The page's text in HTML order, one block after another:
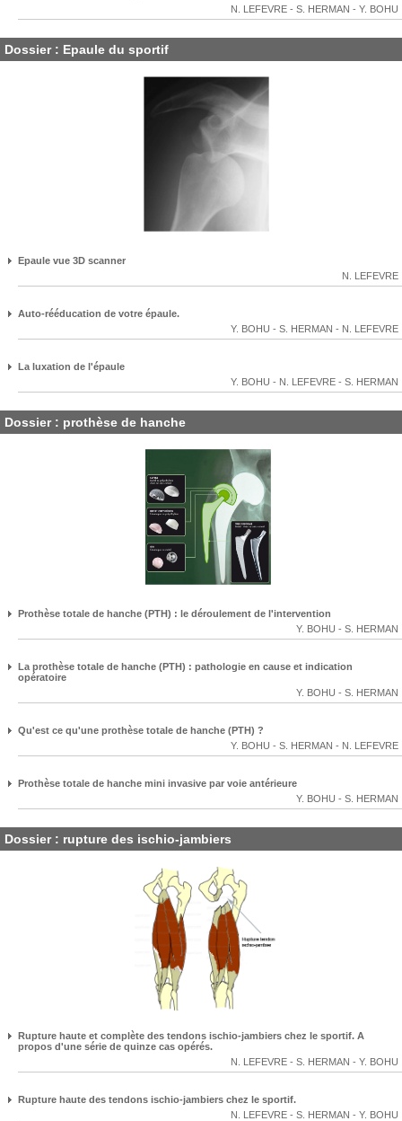
N. LEFEVRE - S. HERMAN - Y. BOHU
Dossier : Epaule du sportif
Epaule vue 3D scanner
N. LEFEVRE
Auto-rééducation de votre épaule.
Y. BOHU - S. HERMAN - N. LEFEVRE
La luxation de l'épaule
Y. BOHU - N. LEFEVRE - S. HERMAN
Dossier : prothèse de hanche
Prothèse totale de hanche (PTH) : le déroulement de l'intervention
Y. BOHU - S. HERMAN
La prothèse totale de hanche (PTH) : pathologie en cause et indication
opératoire
Y. BOHU - S. HERMAN
Qu'est ce qu'une prothèse totale de hanche (PTH) ?
Y. BOHU - S. HERMAN - N. LEFEVRE
Prothèse totale de hanche mini invasive par voie antérieure
Y. BOHU - S. HERMAN
Dossier : rupture des ischio-jambiers
Rupture haute et complète des tendons ischio-jambiers chez le sportif. A
propos d'une série de quinze cas opérés.
N. LEFEVRE - S. HERMAN - Y. BOHU
Rupture haute des tendons ischio-jambiers chez le sportif.
N. LEFEVRE - S. HERMAN - Y. BOHU